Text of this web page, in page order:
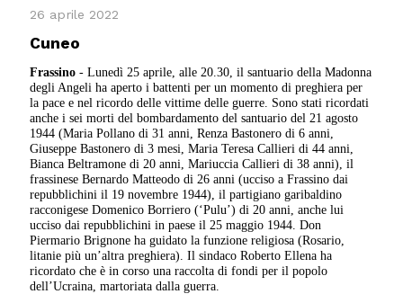
26 aprile 2022
Cuneo
Frassino - Lunedì 25 aprile, alle 20.30, il santuario della Madonna
degli Angeli ha aperto i battenti per un momento di preghiera per
la pace e nel ricordo delle vittime delle guerre. Sono stati ricordati
anche i sei morti del bombardamento del santuario del 21 agosto
1944 (Maria Pollano di 31 anni, Renza Bastonero di 6 anni,
Giuseppe Bastonero di 3 mesi, Maria Teresa Callieri di 44 anni,
Bianca Beltramone di 20 anni, Mariuccia Callieri di 38 anni), il
frassinese Bernardo Matteodo di 26 anni (ucciso a Frassino dai
repubblichini il 19 novembre 1944), il partigiano garibaldino
racconigese Domenico Borriero (‘Pulu’) di 20 anni, anche lui
ucciso dai repubblichini in paese il 25 maggio 1944. Don
Piermario Brignone ha guidato la funzione religiosa (Rosario,
litanie più un’altra preghiera). Il sindaco Roberto Ellena ha
ricordato che è in corso una raccolta di fondi per il popolo
dell’Ucraina, martoriata dalla guerra.